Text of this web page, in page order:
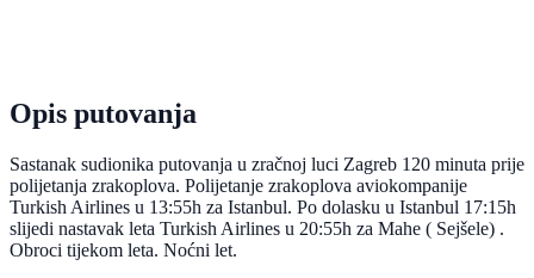
Opis putovanja
Sastanak sudionika putovanja u zračnoj luci Zagreb 120 minuta prije
polijetanja zrakoplova. Polijetanje zrakoplova aviokompanije
Turkish Airlines u 13:55h za Istanbul. Po dolasku u Istanbul 17:15h
slijedi nastavak leta Turkish Airlines u 20:55h za Mahe ( Sejšele) .
Obroci tijekom leta. Noćni let.